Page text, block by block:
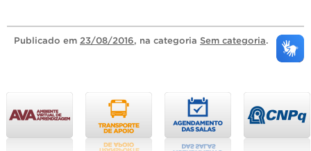
Publicado em 23/08/2016, na categoria Sem categoria.